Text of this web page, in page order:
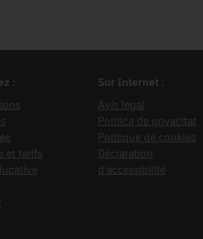
:
et tarifs
Sur Internet :
Avís legal
Política de privacitat
Politique de cookies
Déclaration
d’accessibilité